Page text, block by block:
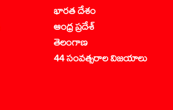
భారత దేశం
ఆంధ్ర ప్రదేశ్
తెలంగాణ
44 సంవత్సరాల విజయాలు